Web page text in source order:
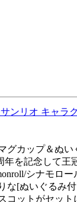
ンリオ キャラ
グカップ＆ぬ
年を記念して
シナモロ
な[ぬいぐるみ
コットがセッ